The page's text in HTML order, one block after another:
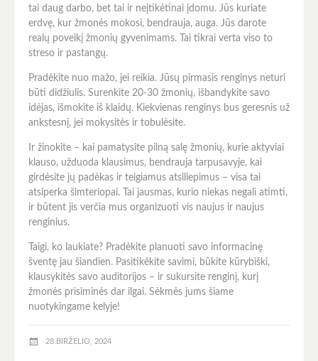
tai daug darbo, bet tai ir neįtikėtinai įdomu. Jūs kuriate
erdvę, kur žmonės mokosi, bendrauja, auga. Jūs darote
realų poveikį žmonių gyvenimams. Tai tikrai verta viso to
streso ir pastangų.
Pradėkite nuo mažo, jei reikia. Jūsų pirmasis renginys neturi
būti didžiulis. Surenkite 20-30 žmonių, išbandykite savo
idėjas, išmokite iš klaidų. Kiekvienas renginys bus geresnis už
ankstesnį, jei mokysitės ir tobulėsite.
Ir žinokite – kai pamatysite pilną salę žmonių, kurie aktyviai
klauso, užduoda klausimus, bendrauja tarpusavyje, kai
girdėsite jų padėkas ir teigiamus atsiliepimus – visa tai
atsiperka šimteriopai. Tai jausmas, kurio niekas negali atimti,
ir būtent jis verčia mus organizuoti vis naujus ir naujus
renginius.
Taigi, ko laukiate? Pradėkite planuoti savo informacinę
šventę jau šiandien. Pasitikėkite savimi, būkite kūrybiški,
klausykitės savo auditorijos – ir sukursite renginį, kurį
žmonės prisiminės dar ilgai. Sėkmės jums šiame
nuotykingame kelyje!
28 BIRŽELIO, 2024